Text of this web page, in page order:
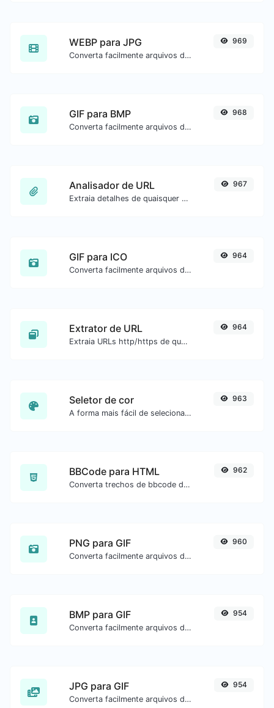
WEBP para JPG
Converta facilmente arquivos de imagem WEBP para JPG.
969
GIF para BMP
Converta facilmente arquivos de imagem GIF para BMP.
968
Analisador de URL
Extraia detalhes de quaisquer URLs.
967
GIF para ICO
Converta facilmente arquivos de imagem GIF para ICO.
964
Extrator de URL
Extraia URLs http/https de qualquer tipo de conteúdo de texto.
964
Seletor de cor
A forma mais fácil de selecionar uma cor na roda de cores e obter o resultado em qualquer formato.
963
BBCode para HTML
Converta trechos de bbcode de fóruns para código HTML bruto.
962
PNG para GIF
Converta facilmente arquivos de imagem PNG para GIF.
960
BMP para GIF
Converta facilmente arquivos de imagem BMP para GIF.
954
JPG para GIF
Converta facilmente arquivos de imagem JPG para GIF.
954